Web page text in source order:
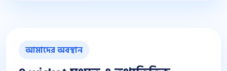
আমাদের অবস্থান